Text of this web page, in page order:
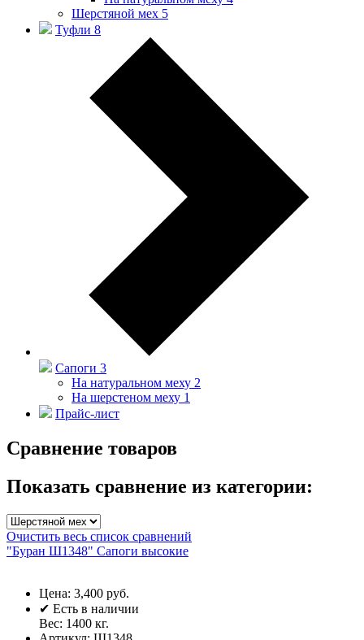
Шерстяной мех 5
Туфли 8
Сапоги 3
На натуральном меху 2
На шерстеном меху 1
Прайс-лист
Сравнение товаров
Показать сравнение из категории:
Очистить весь список сравнений
"Буран Ш1348" Сапоги высокие
Цена: 3,400 руб.
✔ Есть в наличии
Вес: 1400 кг.